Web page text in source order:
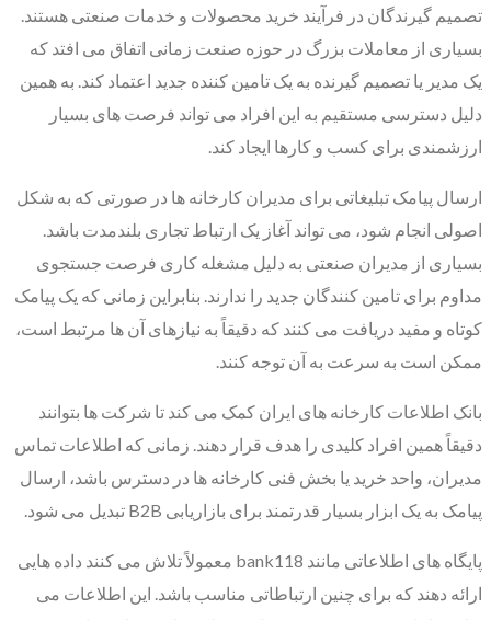
تصمیم گیرندگان در فرآیند خرید محصولات و خدمات صنعتی هستند.
بسیاری از معاملات بزرگ در حوزه صنعت زمانی اتفاق می افتد که
یک مدیر یا تصمیم گیرنده به یک تامین کننده جدید اعتماد کند. به همین
دلیل دسترسی مستقیم به این افراد می تواند فرصت های بسیار
ارزشمندی برای کسب و کارها ایجاد کند.
ارسال پیامک تبلیغاتی برای مدیران کارخانه ها در صورتی که به شکل
اصولی انجام شود، می تواند آغاز یک ارتباط تجاری بلندمدت باشد.
بسیاری از مدیران صنعتی به دلیل مشغله کاری فرصت جستجوی
مداوم برای تامین کنندگان جدید را ندارند. بنابراین زمانی که یک پیامک
کوتاه و مفید دریافت می کنند که دقیقاً به نیازهای آن ها مرتبط است،
ممکن است به سرعت به آن توجه کنند.
بانک اطلاعات کارخانه های ایران کمک می کند تا شرکت ها بتوانند
دقیقاً همین افراد کلیدی را هدف قرار دهند. زمانی که اطلاعات تماس
مدیران، واحد خرید یا بخش فنی کارخانه ها در دسترس باشد، ارسال
پیامک به یک ابزار بسیار قدرتمند برای بازاریابی B2B تبدیل می شود.
پایگاه های اطلاعاتی مانند bank118 معمولاً تلاش می کنند داده هایی
ارائه دهند که برای چنین ارتباطاتی مناسب باشد. این اطلاعات می